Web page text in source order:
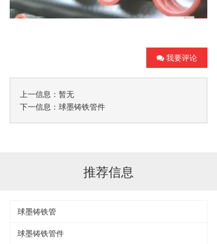
我要评论
上一信息：暂无
下一信息： 球墨铸铁管件
推荐信息
球墨铸铁管
球墨铸铁管件